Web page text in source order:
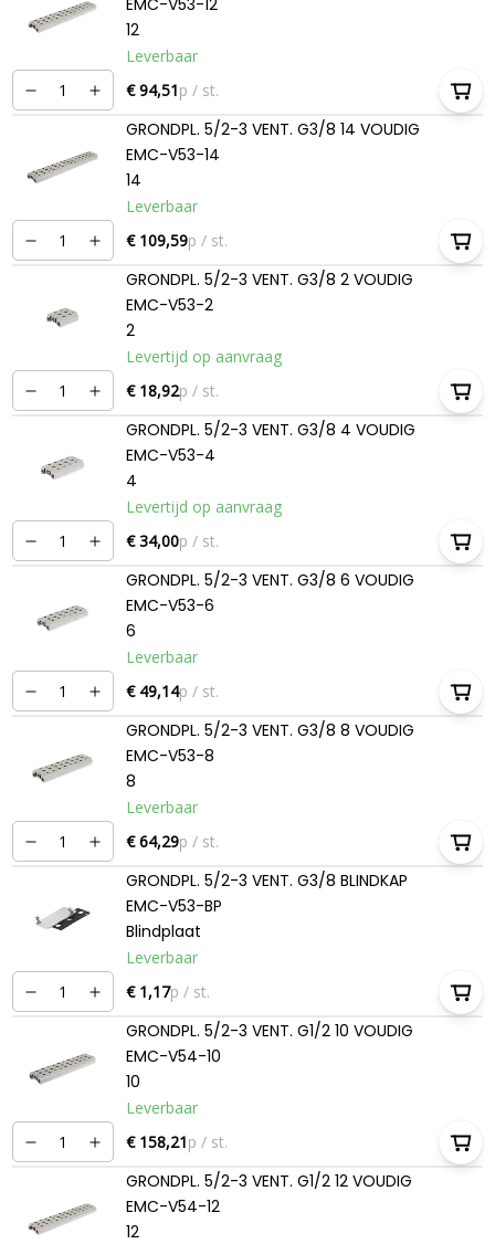
12
Leverbaar
€ 94,51p / st.
GRONDPL. 5/2-3 VENT. G3/8 14 VOUDIG
EMC-V53-14
14
Leverbaar
€ 109,59p / st.
GRONDPL. 5/2-3 VENT. G3/8 2 VOUDIG
EMC-V53-2
2
Levertijd op aanvraag
€ 18,92p / st.
GRONDPL. 5/2-3 VENT. G3/8 4 VOUDIG
EMC-V53-4
4
Levertijd op aanvraag
€ 34,00p / st.
GRONDPL. 5/2-3 VENT. G3/8 6 VOUDIG
EMC-V53-6
6
Leverbaar
€ 49,14p / st.
GRONDPL. 5/2-3 VENT. G3/8 8 VOUDIG
EMC-V53-8
8
Leverbaar
€ 64,29p / st.
GRONDPL. 5/2-3 VENT. G3/8 BLINDKAP
EMC-V53-BP
Blindplaat
Leverbaar
€ 1,17p / st.
GRONDPL. 5/2-3 VENT. G1/2 10 VOUDIG
EMC-V54-10
10
Leverbaar
€ 158,21p / st.
GRONDPL. 5/2-3 VENT. G1/2 12 VOUDIG
EMC-V54-12
12